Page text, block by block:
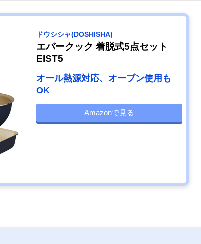
ドウシシャ(DOSHISHA)
エバークック 着脱式5点セット
EIST5
オール熱源対応、オーブン使用も
OK
Amazonで見る